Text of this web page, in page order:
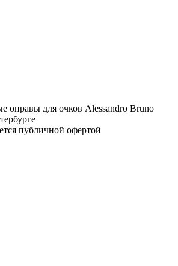
оправы для очков Alessandro Bruno
публичной офертой